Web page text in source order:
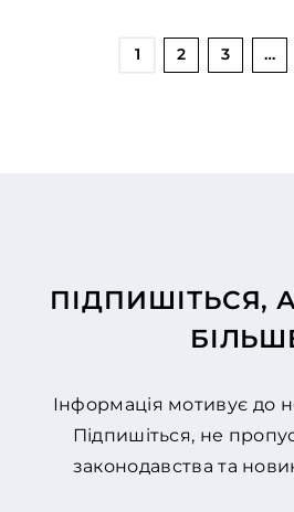
1 2 3 …
ПІДПИШІТЬСЯ,
Інформація мотивує до
Підпишіться, не
законодавства та